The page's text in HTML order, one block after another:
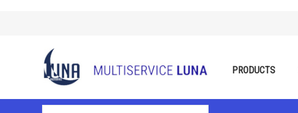
PRODUCTS